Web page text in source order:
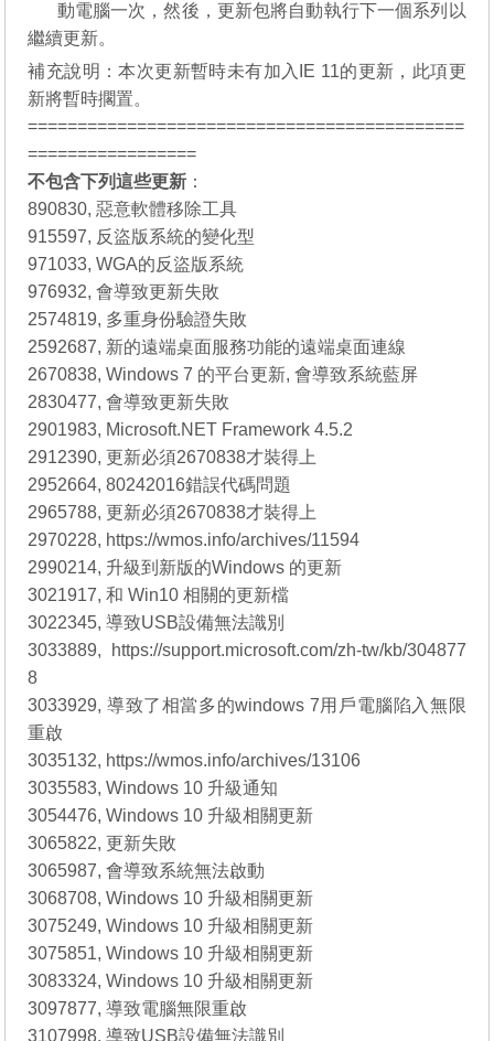
動電腦一次，然後，更新包將自動執行下一個系列以
繼續更新。
補充說明：本次更新暫時未有加入IE 11的更新，此項更
新將暫時擱置。
============================================
=================
不包含下列這些更新 ：
890830, 惡意軟體移除工具
915597, 反盜版系統的變化型
971033, WGA的反盜版系統
976932, 會導致更新失敗
2574819, 多重身份驗證失敗
2592687, 新的遠端桌面服務功能的遠端桌面連線
2670838, Windows 7 的平台更新, 會導致系統藍屏
2830477, 會導致更新失敗
2901983, Microsoft.NET Framework 4.5.2
2912390, 更新必須2670838才裝得上
2952664, 80242016錯誤代碼問題
2965788, 更新必須2670838才裝得上
2970228, https://wmos.info/archives/11594
2990214, 升級到新版的Windows 的更新
3021917, 和 Win10 相關的更新檔
3022345, 導致USB設備無法識別
3033889, https://support.microsoft.com/zh-tw/kb/304877
8
3033929, 導致了相當多的windows 7用戶電腦陷入無限
重啟
3035132, https://wmos.info/archives/13106
3035583, Windows 10 升級通知
3054476, Windows 10 升級相關更新
3065822, 更新失敗
3065987, 會導致系統無法啟動
3068708, Windows 10 升級相關更新
3075249, Windows 10 升級相關更新
3075851, Windows 10 升級相關更新
3083324, Windows 10 升級相關更新
3097877, 導致電腦無限重啟
3107998, 導致USB設備無法識別